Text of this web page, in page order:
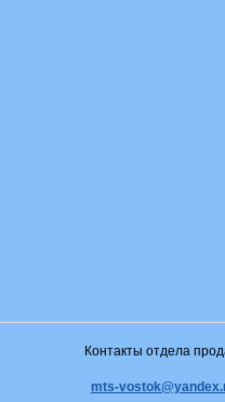
Контакты отдела
mts-